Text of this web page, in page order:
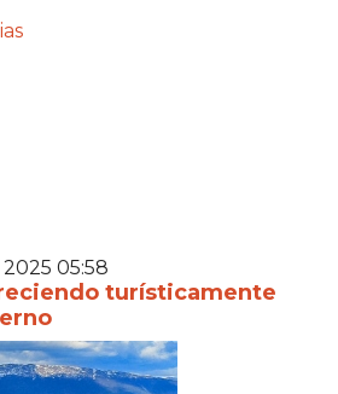
05:58
turísticamente